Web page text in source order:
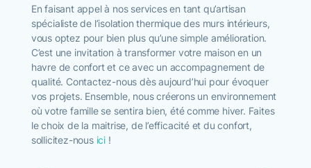
En faisant appel à nos services en tant qu’artisan
spécialiste de l’isolation thermique des murs intérieurs,
vous optez pour bien plus qu’une simple amélioration.
C’est une invitation à transformer votre maison en un
havre de confort et ce avec un accompagnement de
qualité. Contactez-nous dès aujourd’hui pour évoquer
vos projets. Ensemble, nous créerons un environnement
où votre famille se sentira bien, été comme hiver. Faites
le choix de la maitrise, de l’efficacité et du confort,
sollicitez-nous ici !